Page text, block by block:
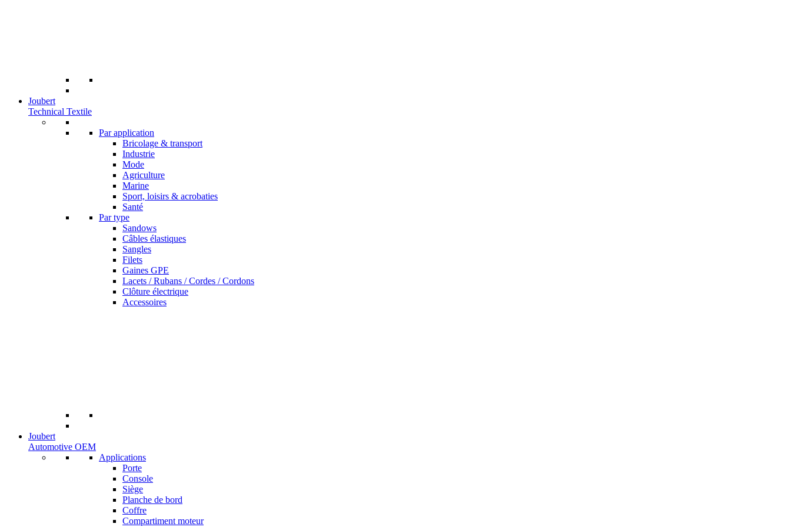
Joubert
Technical Textile
Par application
Bricolage & transport
Industrie
Mode
Agriculture
Marine
Sport, loisirs & acrobaties
Santé
Par type
Sandows
Câbles élastiques
Sangles
Filets
Gaines GPE
Lacets / Rubans / Cordes / Cordons
Clôture électrique
Accessoires
Joubert
Automotive OEM
Applications
Porte
Console
Siège
Planche de bord
Coffre
Compartiment moteur